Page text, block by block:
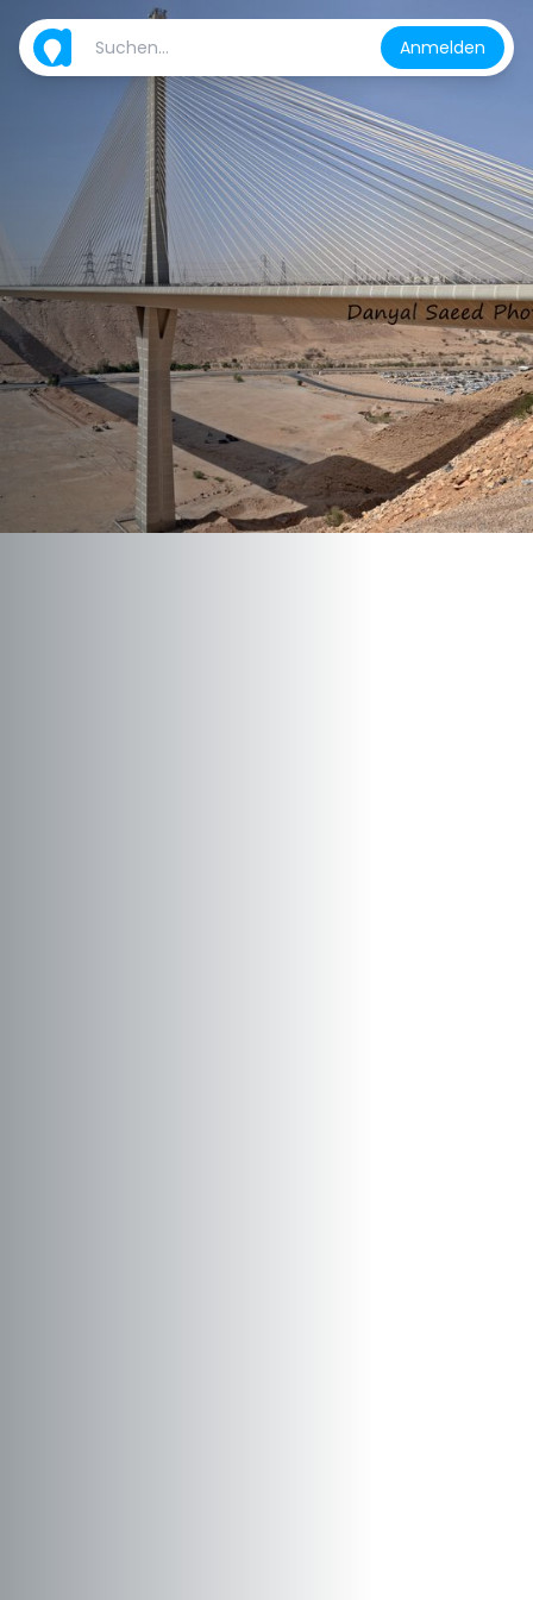
Anmelden